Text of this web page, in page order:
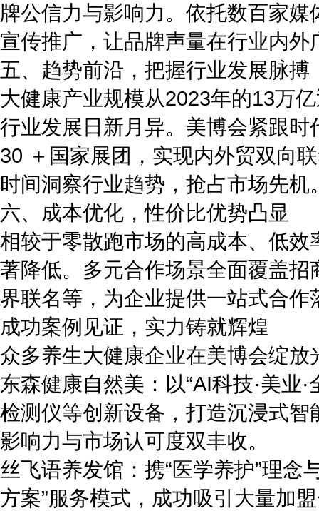
牌公信力与影响力。依托数百家
宣传推广，让品牌声量在行业内
五、趋势前沿，把握行业发展脉搏
大健康产业规模从2023年的13万
行业发展日新月异。美博会紧跟
30 ＋国家展团，实现内外贸双向
时间洞察行业趋势，抢占市场先机
六、成本优化，性价比优势凸显
相较于零散跑市场的高成本、低
著降低。多元合作场景全面覆盖
界联名等，为企业提供一站式合
成功案例见证，实力铸就辉煌
众多养生大健康企业在美博会绽放
东森健康自然美：以“AI科技·美业
检测仪等创新设备，打造沉浸式智
影响力与市场认可度双丰收。
丝飞语养发馆：携“医学养护”理
方案”服务模式，成功吸引大量加